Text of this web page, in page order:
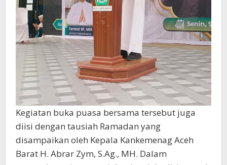
Kegiatan buka puasa bersama tersebut juga
diisi dengan tausiah Ramadan yang
disampaikan oleh Kepala Kankemenag Aceh
Barat H. Abrar Zym, S.Ag., MH. Dalam